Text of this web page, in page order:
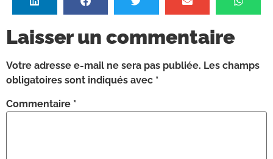
Laisser un commentaire
Votre adresse e-mail ne sera pas publiée. Les champs
obligatoires sont indiqués avec *
Commentaire *